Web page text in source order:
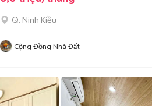
Q. Ninh Kiều
Cộng Đồng Nhà Đất